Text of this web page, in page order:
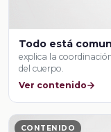
Todo está
explica la
del cuerpo.
Ver contenido
CONTENIDO